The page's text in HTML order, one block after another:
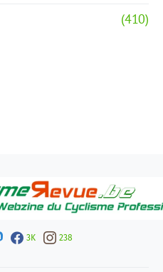
(410)
3K 238